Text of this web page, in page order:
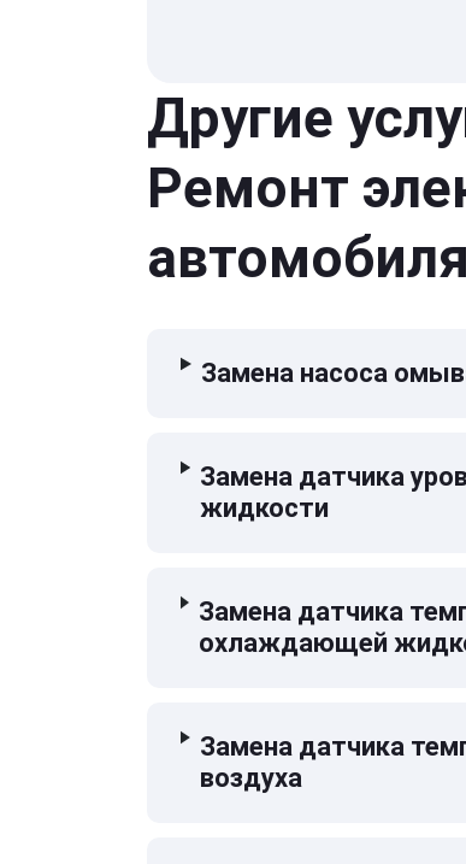
Другие
Ремонт
автомобиля
Замена насоса
Замена датчика
жидкости
Замена датчика
охлаждающей
Замена датчика
воздуха